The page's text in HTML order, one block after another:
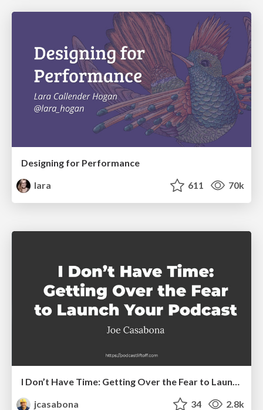
Designing for Performance
lara
611 70k
I Don’t Have Time: Getting Over the Fear to Launch Your Podcast
jcasabona
34 2.8k